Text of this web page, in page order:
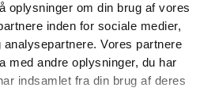
oplysninger om din brug af vores
inden for sociale medier,
Vores partnere
med andre oplysninger, du har
indsamlet fra din brug af deres
Barbie,Legetøj
Barbie og Ken. Til Barbie er